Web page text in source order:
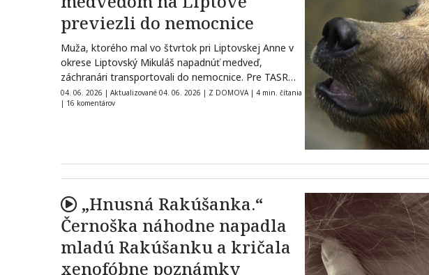
previezli do nemocnice
Muža, ktorého mal vo štvrtok pri Liptovskej Anne v
okrese Liptovský Mikuláš napadnúť medveď,
záchranári transportovali do nemocnice. Pre TASR…
04. 06. 2026 | Aktualizované 04. 06. 2026 | Z DOMOVA | 4 min. čítania
| 16 komentárov
„Hnusná Rakúšanka.“
Černoška náhodne napadla
mladú Rakúšanku a kričala
xenofóbne poznámky